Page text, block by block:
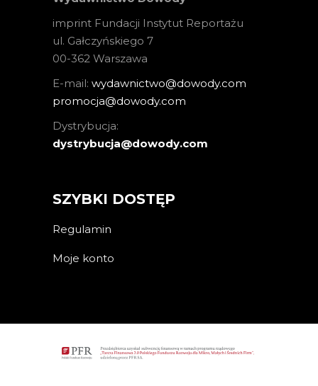
imprint Fundacji Instytut Reportażu
ul. Gałczyńskiego 7
00-362 Warszawa
E-mail: wydawnictwo@dowody.com
promocja@dowody.com
Dystrybucja:
dystrybucja@dowody.com
SZYBKI DOSTĘP
Regulamin
Moje konto